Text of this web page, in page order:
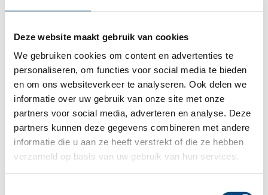
Deze website maakt gebruik van cookies
We gebruiken cookies om content en advertenties te
personaliseren, om functies voor social media te bieden
en om ons websiteverkeer te analyseren. Ook delen we
informatie over uw gebruik van onze site met onze
partners voor social media, adverteren en analyse. Deze
partners kunnen deze gegevens combineren met andere
informatie die u aan ze heeft verstrekt of die ze hebben
verzameld op basis van uw gebruik van hun services.
Mama, Mag Ik Naar Huis Toe? is een
indrukwekkende documentaire die onderdeel is
van een landelijke impactcampagne van
FilmMoment in samenwerking met stichting
Social Film en initiatiefnemer Gé Haans. Kijk de
trailer hier: